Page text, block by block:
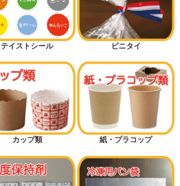
テイストシール ビニタイ
カップ類 紙・プラコップ